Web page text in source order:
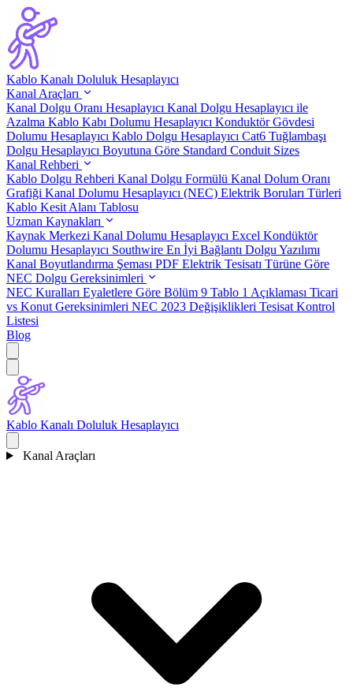
Kablo Kanalı Doluluk Hesaplayıcı
Kanal Araçları
Kanal Dolgu Oranı Hesaplayıcı Kanal Dolgu Hesaplayıcı ile
Azalma Kablo Kabı Dolumu Hesaplayıcı Konduktör Gövdesi
Dolumu Hesaplayıcı Kablo Dolgu Hesaplayıcı Cat6 Tuğlambaşı
Dolgu Hesaplayıcı Boyutuna Göre Standard Conduit Sizes
Kanal Rehberi
Kablo Dolgu Rehberi Kanal Dolgu Formülü Kanal Dolum Oranı
Grafiği Kanal Dolumu Hesaplayıcı (NEC) Elektrik Boruları Türleri
Kablo Kesit Alanı Tablosu
Uzman Kaynakları
Kaynak Merkezi Kanal Dolumu Hesaplayıcı Excel Kondüktör
Dolumu Hesaplayıcı Southwire En İyi Bağlantı Dolgu Yazılımı
Kanal Boyutlandırma Şeması PDF Elektrik Tesisatı Türüne Göre
NEC Dolgu Gereksinimleri
NEC Kuralları Eyaletlere Göre Bölüm 9 Tablo 1 Açıklaması Ticari
vs Konut Gereksinimleri NEC 2023 Değişiklikleri Tesisat Kontrol
Listesi
Blog
Kablo Kanalı Doluluk Hesaplayıcı
Kanal Araçları